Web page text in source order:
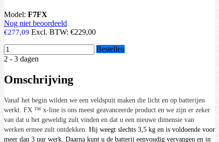
Model: F7FX
Nog niet beoordeeld
€277,09 Excl. BTW: €229,00
Bestellen
2 - 3 dagen
Omschrijving
Vanaf het begin wilden we een veldspuit maken die licht en op batterijen
werkt. FX ™ x-line is ons meest geavanceerde product en we zijn er zeker
van dat u het geweldig zult vinden en dat u een nieuwe dimensie van
werken ermee zult ontdekken. Hij weegt slechts 3,5 kg en is voldoende voor
meer dan 3 uur werk. Daarna kunt u de batterij eenvoudig vervangen en in